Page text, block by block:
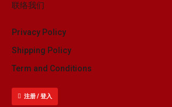
联络我们
Privacy Policy
Shipping Policy
Term and Conditions
注册 / 登入